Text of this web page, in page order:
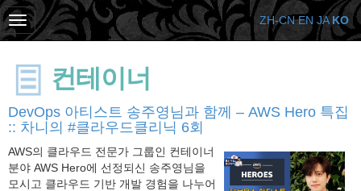
컨테이너
DevOps 아티스트 송주영님과 함께 – AWS Hero 특집
:: 차니의 #클라우드클리닉 6회
AWS의 클라우드 전문가 그룹인 컨테이너
분야 AWS Hero에 선정되신 송주영님을
모시고 클라우드 기반 개발 경험을 나누어
ZH-CN EN JA KO